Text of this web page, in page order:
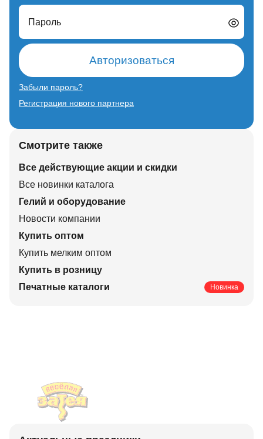
Пароль
Авторизоваться
Забыли пароль?
Регистрация нового партнера
Смотрите также
Все действующие акции и скидки
Все новинки каталога
Гелий и оборудование
Новости компании
Купить оптом
Купить мелким оптом
Купить в розницу
Печатные каталоги
Новинка